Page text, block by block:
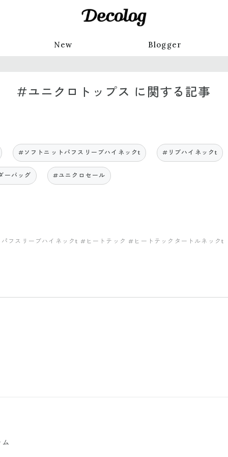
New Blogger
#ユニクロトップス に関する記事
#ソフトニットパフスリーブハイネックt #リブハイネックt
ーバッグ #ユニクロセール
フスリーブハイネックt #ヒートテック #ヒートテックタートルネックt